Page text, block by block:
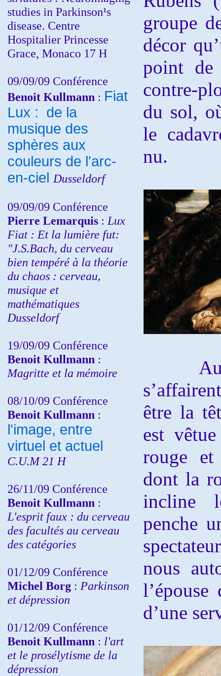
studies in Parkinson¹s
disease. Centre
Hospitalier Princesse
Grace, Monaco 17 H
09/09/09 Conférence
Benoit Kullmann : Fiat
Lux : de la
musique des
sphères aux
couleurs de l'arc-
en-ciel Dusseldorf
09/09/09 Conférence
Pierre Lemarquis : Lux
Fiat : Et la lumière fut:
"J.S.Bach, du cerveau
bien tempéré à la théorie
du chaos : cerveau,
musique et
mathématiques
Dusseldorf
19/09/09 Conférence
Benoit Kullmann :
Magritte et la mémoire
08/10/09 Conférence
Benoit Kullmann :
l'image, entre
virtuel et actuel
C.U.M 21 H
26/11/09 Conférence
Benoit Kullmann :
L'esprit faux : du cerveau
des facultés au cerveau
des catégories
01/12/09 Conférence
Michel Borg : Parkinson
et dépression
01/12/09 Conférence
Benoit Kullmann : l'art
et le prosélytisme de la
dépression
groupe
décor
point de
contre-
du sol,
le
nu.
Au
être la
est
rouge et
dont la
incline
penche
nous
l’épouse
d’une